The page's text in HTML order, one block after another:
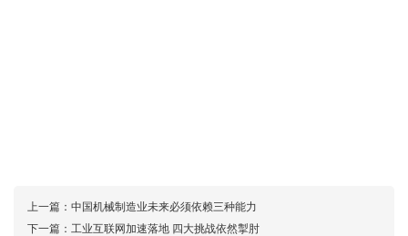
上一篇： 中国机械制造业未来必须依赖三种能力
下一篇： 工业互联网加速落地 四大挑战依然掣肘